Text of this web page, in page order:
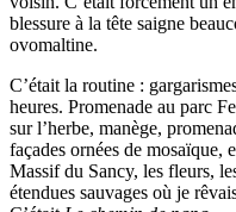
blessure à la tête saigne
ovomaltine.
C’était la routine :
heures. Promenade au parc
sur l’herbe, manège,
façades ornées de mosaïque,
Massif du Sancy, les fleurs,
étendues sauvages où je